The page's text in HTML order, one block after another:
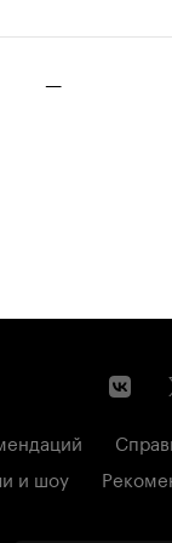
—
и шоу